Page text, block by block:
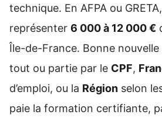
technique. En AFPA ou
représenter 6 000 à 12 000 €
Île-de-France. Bonne
tout ou partie par le CPF,
d’emploi, ou la Région selon
paie la formation certifiante,